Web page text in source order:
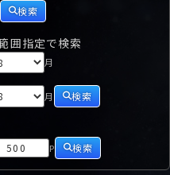
検索
囲指定で検索
月
月 検索
P 検索